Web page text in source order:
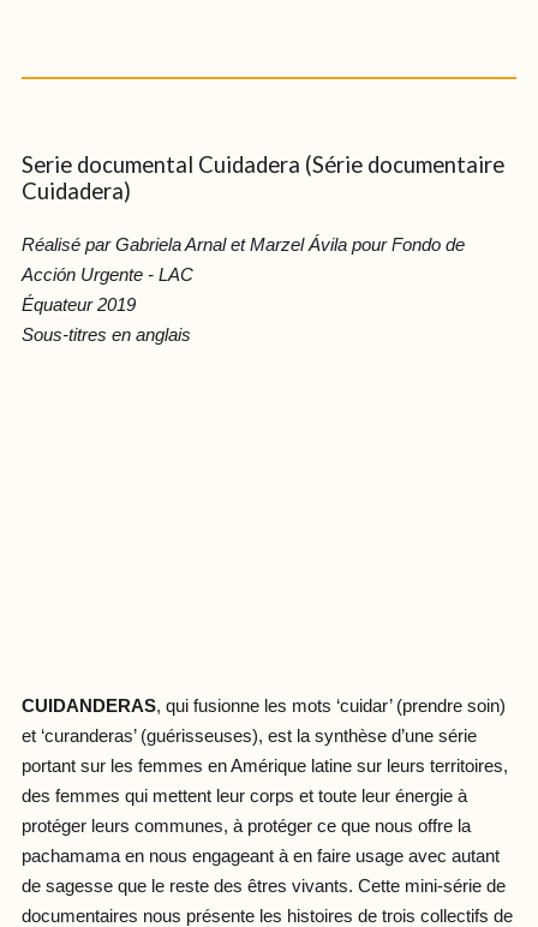
Serie documental Cuidadera (Série documentaire
Cuidadera)
Réalisé par Gabriela Arnal et Marzel Ávila pour Fondo de
Acción Urgente - LAC
Équateur 2019
Sous-titres en anglais
CUIDANDERAS, qui fusionne les mots ‘cuidar’ (prendre soin)
et ‘curanderas’ (guérisseuses), est la synthèse d’une série
portant sur les femmes en Amérique latine sur leurs territoires,
des femmes qui mettent leur corps et toute leur énergie à
protéger leurs communes, à protéger ce que nous offre la
pachamama en nous engageant à en faire usage avec autant
de sagesse que le reste des êtres vivants. Cette mini-série de
documentaires nous présente les histoires de trois collectifs de